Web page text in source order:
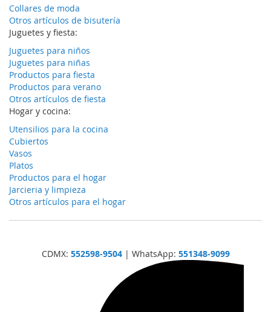
Collares de moda
Otros artículos de bisutería
Juguetes y fiesta:
Juguetes para niños
Juguetes para niñas
Productos para fiesta
Productos para verano
Otros artículos de fiesta
Hogar y cocina:
Utensilios para la cocina
Cubiertos
Vasos
Platos
Productos para el hogar
Jarcieria y limpieza
Otros artículos para el hogar
CDMX: 552598-9504| WhatsApp: 551348-9099